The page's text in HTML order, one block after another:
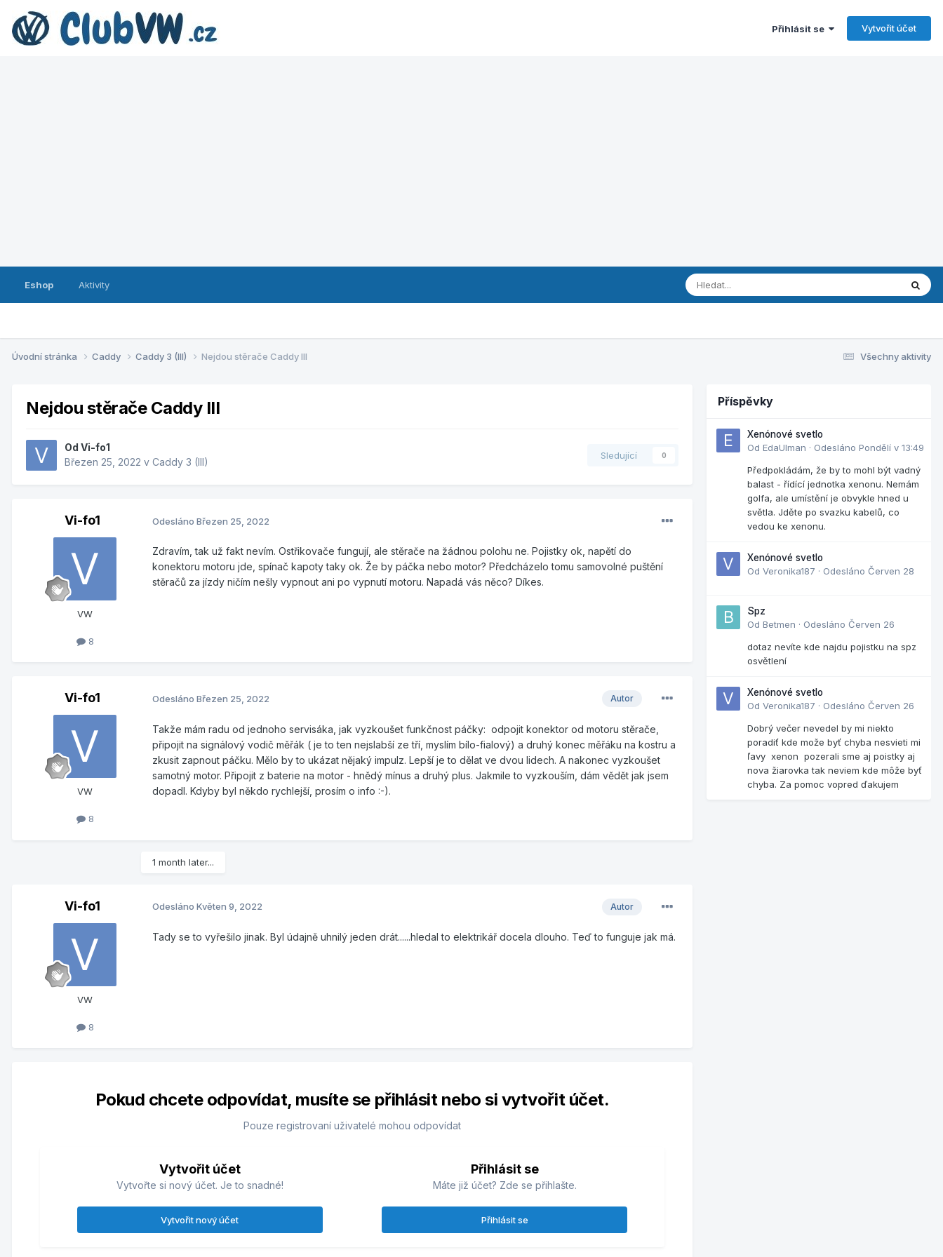
Přihlásit se Vytvořit účet
Eshop Aktivity
Všechny aktivity
Úvodní stránka Caddy Caddy 3 (III) Nejdou stěrače Caddy III
Nejdou stěrače Caddy III
Od Vi-fo1
Březen 25, 2022 v Caddy 3 (III)
Sledující 0
Vi-fo1
VW
8
Odesláno Březen 25, 2022
Zdravím, tak už fakt nevím. Ostřikovače fungují, ale stěrače na žádnou polohu ne. Pojistky ok, napětí do
konektoru motoru jde, spínač kapoty taky ok. Že by páčka nebo motor? Předcházelo tomu samovolné puštění
stěračů za jízdy ničím nešly vypnout ani po vypnutí motoru. Napadá vás něco? Díkes.
Vi-fo1
VW
8
Autor
Odesláno Březen 25, 2022
Takže mám radu od jednoho servisáka, jak vyzkoušet funkčnost páčky: odpojit konektor od motoru stěrače,
připojit na signálový vodič měřák ( je to ten nejslabší ze tří, myslím bílo-fialový) a druhý konec měřáku na kostru a
zkusit zapnout páčku. Mělo by to ukázat nějaký impulz. Lepší je to dělat ve dvou lidech. A nakonec vyzkoušet
samotný motor. Připojit z baterie na motor - hnědý mínus a druhý plus. Jakmile to vyzkouším, dám vědět jak jsem
dopadl. Kdyby byl někdo rychlejší, prosím o info :-).
1 month later...
Vi-fo1
VW
8
Autor
Odesláno Květen 9, 2022
Tady se to vyřešilo jinak. Byl údajně uhnilý jeden drát......hledal to elektrikář docela dlouho. Teď to funguje jak má.
Pokud chcete odpovídat, musíte se přihlásit nebo si vytvořit účet.
Pouze registrovaní uživatelé mohou odpovídat
Vytvořit účet
Vytvořte si nový účet. Je to snadné!
Vytvořit nový účet
Přihlásit se
Máte již účet? Zde se přihlašte.
Přihlásit se
Příspěvky
Xenónové svetlo
Od EdaUlman · Odesláno Pondělí v 13:49
Předpokládám, že by to mohl být vadný
balast - řídící jednotka xenonu. Nemám
golfa, ale umístění je obvykle hned u
světla. Jděte po svazku kabelů, co
vedou ke xenonu.
Xenónové svetlo
Od Veronika187 · Odesláno Červen 28
Spz
Od Betmen · Odesláno Červen 26
dotaz nevíte kde najdu pojistku na spz
osvětlení
Xenónové svetlo
Od Veronika187 · Odesláno Červen 26
Dobrý večer nevedel by mi niekto
poradiť kde može byť chyba nesvieti mi
ľavy xenon pozerali sme aj poistky aj
nova žiarovka tak neviem kde môže byť
chyba. Za pomoc vopred ďakujem